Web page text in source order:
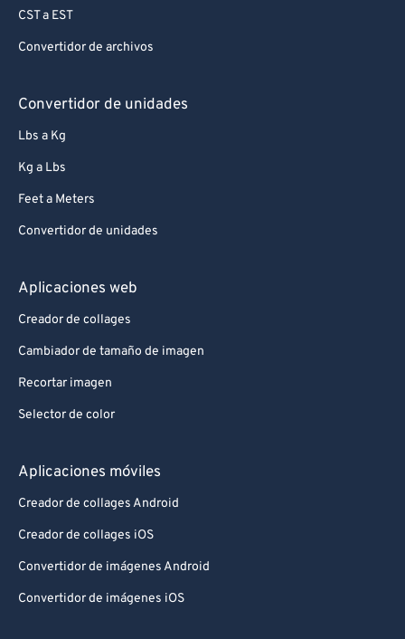
CST a EST
Convertidor de archivos
Convertidor de unidades
Lbs a Kg
Kg a Lbs
Feet a Meters
Convertidor de unidades
Aplicaciones web
Creador de collages
Cambiador de tamaño de imagen
Recortar imagen
Selector de color
Aplicaciones móviles
Creador de collages Android
Creador de collages iOS
Convertidor de imágenes Android
Convertidor de imágenes iOS